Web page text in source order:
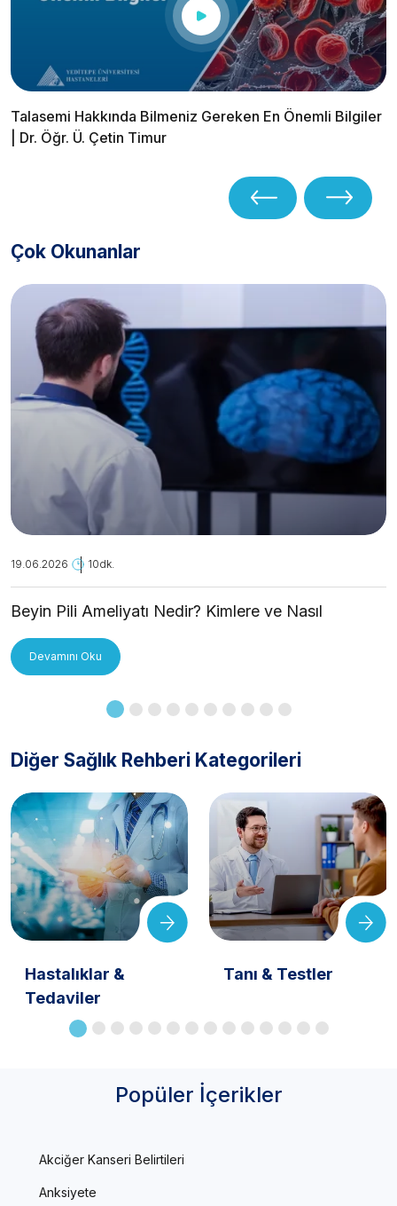
Talasemi Hakkında Bilmeniz Gereken En Önemli Bilgiler
| Dr. Öğr. Ü. Çetin Timur
Çok Okunanlar
19.06.2026 10dk.
Beyin Pili Ameliyatı Nedir? Kimlere ve Nasıl
Devamını Oku
Diğer Sağlık Rehberi Kategorileri
Hastalıklar &
Tedaviler
Tanı & Testler
Popüler İçerikler
Akciğer Kanseri Belirtileri
Anksiyete